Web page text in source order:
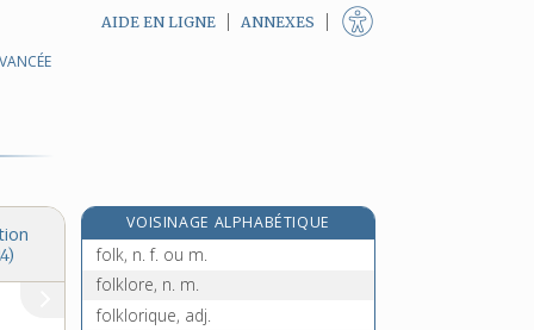
AIDE EN LIGNE ANNEXES
VOISINAGE ALPHABÉTIQUE
folique, adj.
folk, n. f. ou m.
folklore, n. m.
folklorique, adj.